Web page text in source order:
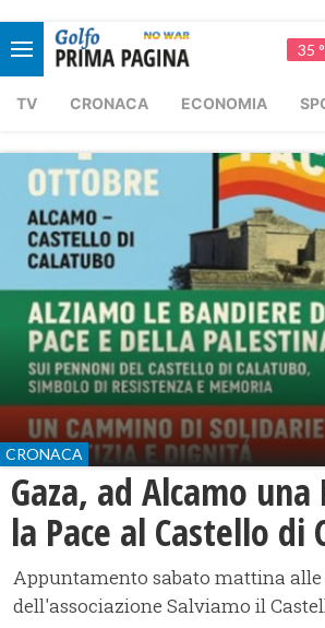
35
TV CRONACA ECONOMIA
CRONACA
Gaza, ad Alcamo
la Pace al Castello di
Appuntamento sabato mattina alle
dell'associazione Salviamo il